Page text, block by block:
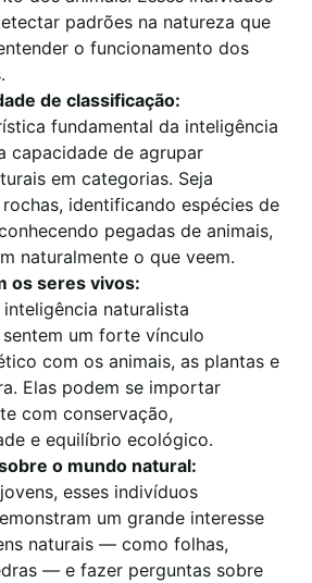
padrões na natureza que
o funcionamento dos
de classificação:
fundamental da inteligência
capacidade de agrupar
em categorias. Seja
identificando espécies de
pegadas de animais,
naturalmente o que veem.
os seres vivos:
inteligência naturalista
um forte vínculo
com os animais, as plantas e
Elas podem se importar
com conservação,
e equilíbrio ecológico.
o mundo natural:
esses indivíduos
um grande interesse
naturais — como folhas,
— e fazer perguntas sobre